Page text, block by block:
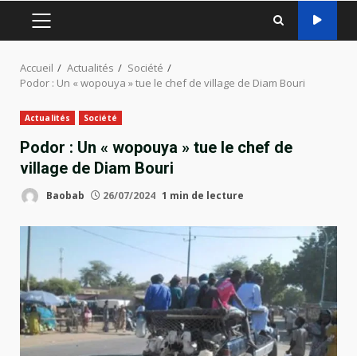
MENU
PRINCIPAL
Accueil Actualités
Société
Podor : Un « wopouya » tue le chef de village de Diam Bouri
Actualités Société
Podor : Un « wopouya » tue le chef de
village de Diam Bouri
Baobab 26/07/2024 1 min de lecture